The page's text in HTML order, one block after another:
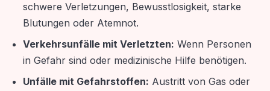
schwere Verletzungen, Bewusstlosigkeit, starke
Blutungen oder Atemnot.
Verkehrsunfälle mit Verletzten: Wenn Personen
in Gefahr sind oder medizinische Hilfe benötigen.
Unfälle mit Gefahrstoffen: Austritt von Gas oder